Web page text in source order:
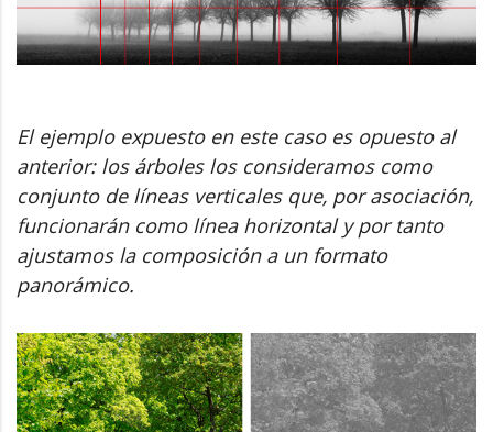
El ejemplo expuesto en este caso es opuesto al
anterior: los árboles los consideramos como
conjunto de líneas verticales que, por asociación,
funcionarán como línea horizontal y por tanto
ajustamos la composición a un formato
panorámico.